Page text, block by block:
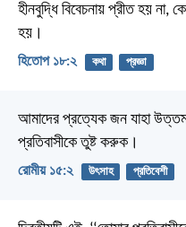
হীনবুদ্ধি বিবেচনায় প্রীত হয় না,
হয়।
হিতোপ ১৮:২ কথা প্রজ্ঞা
আমাদের প্রত্যেক জন যাহা উত্তম,
প্রতিবাসীকে তুষ্ট করুক।
রোমীয় ১৫:২ উৎসাহ প্রতিবেশী